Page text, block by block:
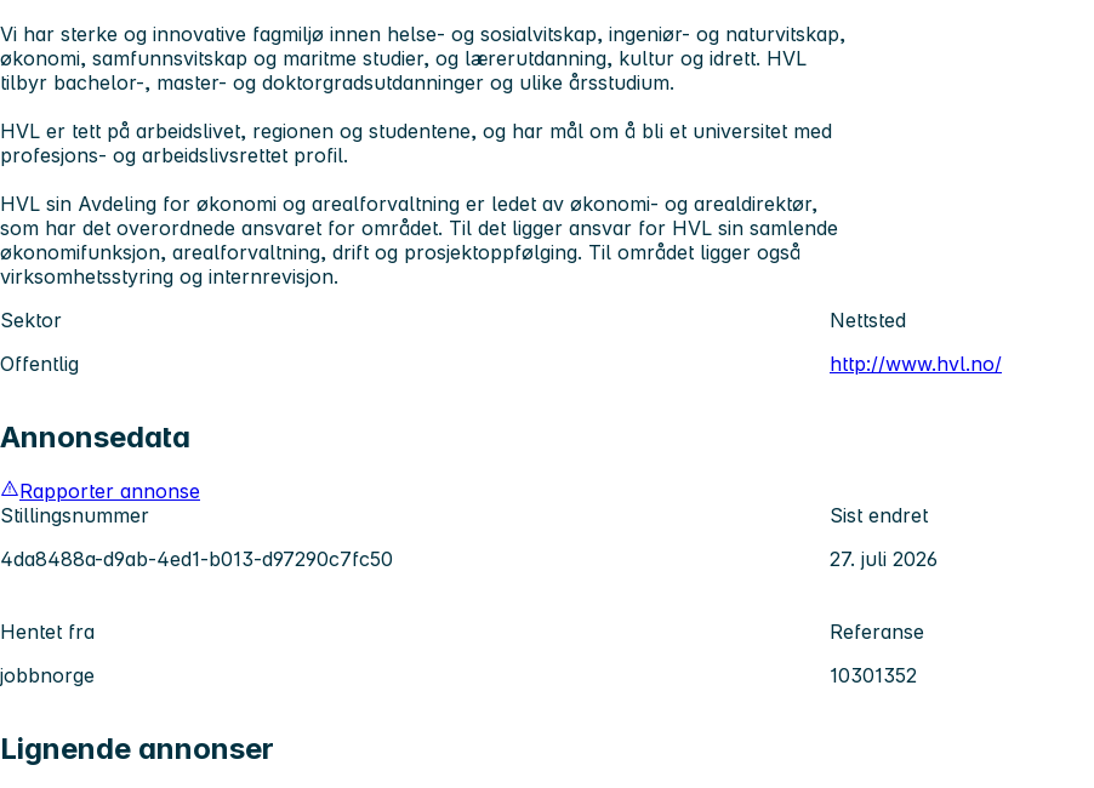
Vi har sterke og innovative fagmiljø innen helse- og sosialvitskap, ingeniør- og naturvitskap,
økonomi, samfunnsvitskap og maritme studier, og lærerutdanning, kultur og idrett. HVL
tilbyr bachelor-, master- og doktorgradsutdanninger og ulike årsstudium.
HVL er tett på arbeidslivet, regionen og studentene, og har mål om å bli et universitet med
profesjons- og arbeidslivsrettet profil.
HVL sin Avdeling for økonomi og arealforvaltning er ledet av økonomi- og arealdirektør,
som har det overordnede ansvaret for området. Til det ligger ansvar for HVL sin samlende
økonomifunksjon, arealforvaltning, drift og prosjektoppfølging. Til området ligger også
virksomhetsstyring og internrevisjon.
Sektor
Offentlig
Nettsted
http://www.hvl.no/
Annonsedata
Rapporter annonse
Stillingsnummer
4da8488a-d9ab-4ed1-b013-d97290c7fc50
Sist endret
27. juli 2026
Hentet fra
jobbnorge
Referanse
10301352
Lignende annonser